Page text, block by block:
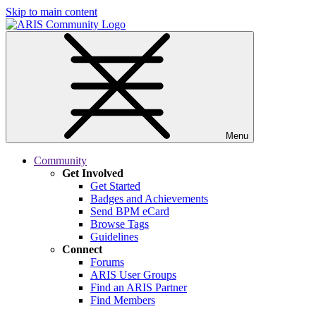
Skip to main content
Menu
Community
Get Involved
Get Started
Badges and Achievements
Send BPM eCard
Browse Tags
Guidelines
Connect
Forums
ARIS User Groups
Find an ARIS Partner
Find Members